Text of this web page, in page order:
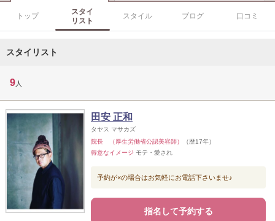
トップ
スタイ
リスト
スタイル ブログ 口コミ
スタイリスト
9 人
田安 正和
タヤス マサカズ
院長 （厚生労働省公認美容師）
（歴17年）
得意なイメージ モテ・愛され
予約が×の場合はお気軽にお電話下さいませ♪
指名して予約する